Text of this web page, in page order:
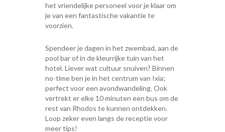
het vriendelijke personeel voor je klaar om
je van een fantastische vakantie te
voorzien.
Spendeer je dagen in het zwembad, aan de
pool bar of in de kleurrijke tuin van het
hotel. Liever wat cultuur snuiven? Binnen
no-time ben je in het centrum van Ixia;
perfect voor een avondwandeling. Ook
vertrekt er elke 10 minuten een bus om de
rest van Rhodos te kunnen ontdekken.
Loop zeker even langs de receptie voor
meer tips!